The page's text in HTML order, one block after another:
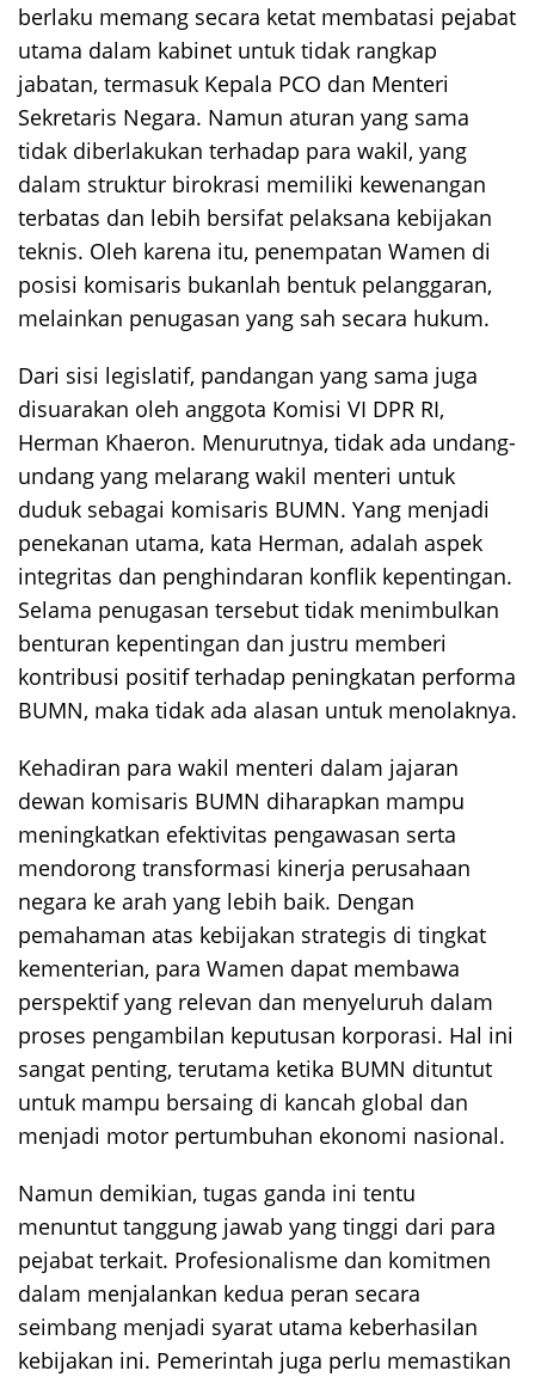
berlaku memang secara ketat membatasi pejabat
utama dalam kabinet untuk tidak rangkap
jabatan, termasuk Kepala PCO dan Menteri
Sekretaris Negara. Namun aturan yang sama
tidak diberlakukan terhadap para wakil, yang
dalam struktur birokrasi memiliki kewenangan
terbatas dan lebih bersifat pelaksana kebijakan
teknis. Oleh karena itu, penempatan Wamen di
posisi komisaris bukanlah bentuk pelanggaran,
melainkan penugasan yang sah secara hukum.
Dari sisi legislatif, pandangan yang sama juga
disuarakan oleh anggota Komisi VI DPR RI,
Herman Khaeron. Menurutnya, tidak ada undang-
undang yang melarang wakil menteri untuk
duduk sebagai komisaris BUMN. Yang menjadi
penekanan utama, kata Herman, adalah aspek
integritas dan penghindaran konflik kepentingan.
Selama penugasan tersebut tidak menimbulkan
benturan kepentingan dan justru memberi
kontribusi positif terhadap peningkatan performa
BUMN, maka tidak ada alasan untuk menolaknya.
Kehadiran para wakil menteri dalam jajaran
dewan komisaris BUMN diharapkan mampu
meningkatkan efektivitas pengawasan serta
mendorong transformasi kinerja perusahaan
negara ke arah yang lebih baik. Dengan
pemahaman atas kebijakan strategis di tingkat
kementerian, para Wamen dapat membawa
perspektif yang relevan dan menyeluruh dalam
proses pengambilan keputusan korporasi. Hal ini
sangat penting, terutama ketika BUMN dituntut
untuk mampu bersaing di kancah global dan
menjadi motor pertumbuhan ekonomi nasional.
Namun demikian, tugas ganda ini tentu
menuntut tanggung jawab yang tinggi dari para
pejabat terkait. Profesionalisme dan komitmen
dalam menjalankan kedua peran secara
seimbang menjadi syarat utama keberhasilan
kebijakan ini. Pemerintah juga perlu memastikan